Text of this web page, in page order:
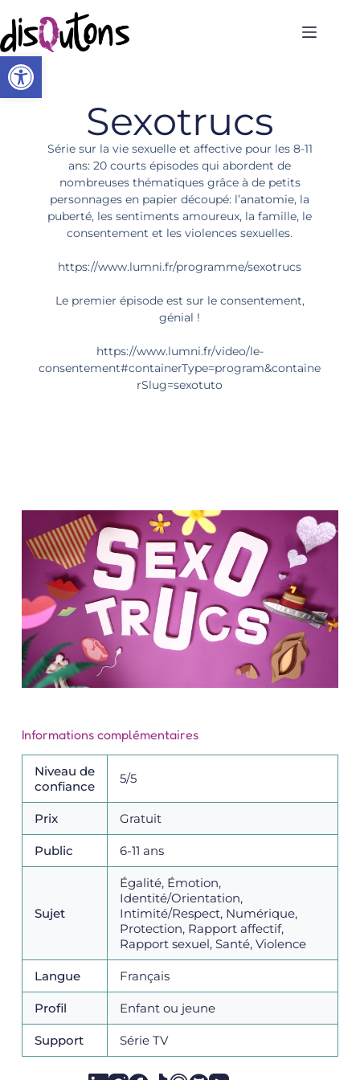
Ouvrir la barre d’outils
Sexotrucs
Série sur la vie sexuelle et affective pour les 8-11
ans: 20 courts épisodes qui abordent de
nombreuses thématiques grâce à de petits
personnages en papier découpé: l’anatomie, la
puberté, les sentiments amoureux, la famille, le
consentement et les violences sexuelles.
https://www.lumni.fr/programme/sexotrucs
Le premier épisode est sur le consentement,
génial !
https://www.lumni.fr/video/le-
consentement#containerType=program&containe
rSlug=sexotuto
Informations complémentaires
Niveau de
confiance
5/5
Prix Gratuit
Public 6-11 ans
Sujet
Égalité, Émotion,
Identité/Orientation,
Intimité/Respect, Numérique,
Protection, Rapport affectif,
Rapport sexuel, Santé, Violence
Langue Français
Profil Enfant ou jeune
Support Série TV